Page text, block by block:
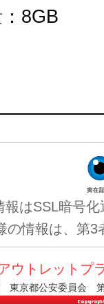
8GB
報はSSL暗号
の情報は、第
ウトレットプ
東京都公安委員会